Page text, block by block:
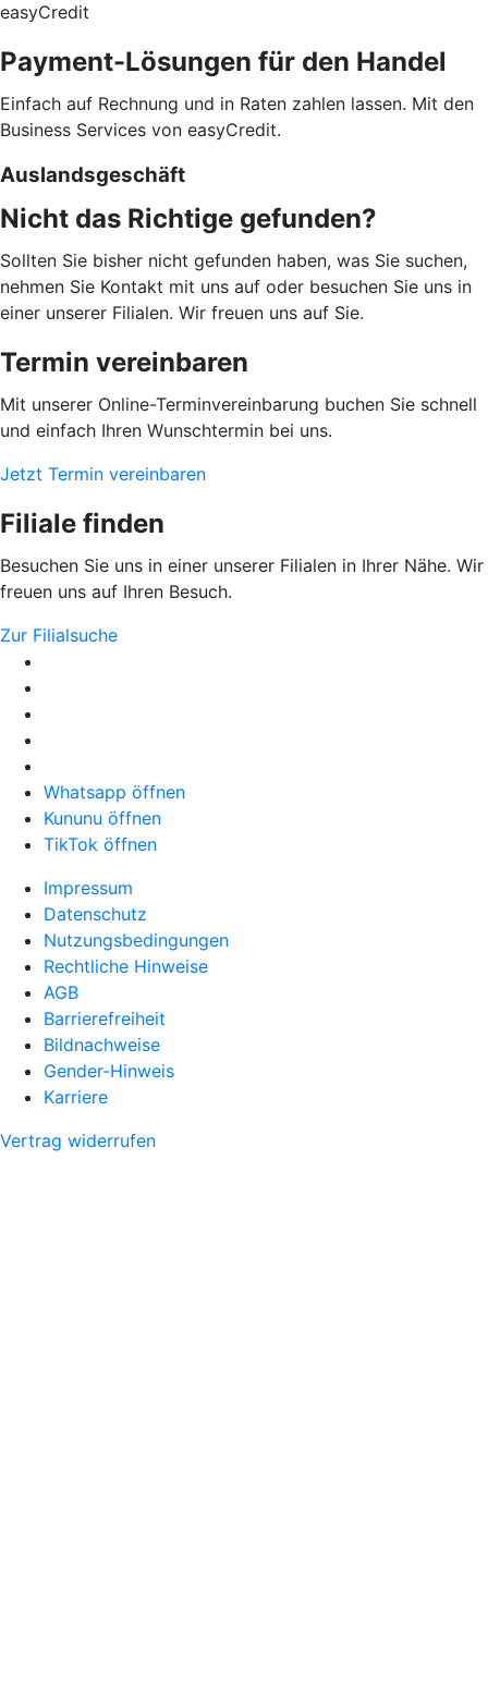
easyCredit
Payment-Lösungen für den Handel
Einfach auf Rechnung und in Raten zahlen lassen. Mit den
Business Services von easyCredit.
Auslandsgeschäft
Nicht das Richtige gefunden?
Sollten Sie bisher nicht gefunden haben, was Sie suchen,
nehmen Sie Kontakt mit uns auf oder besuchen Sie uns in
einer unserer Filialen. Wir freuen uns auf Sie.
Termin vereinbaren
Mit unserer Online-Terminvereinbarung buchen Sie schnell
und einfach Ihren Wunschtermin bei uns.
Jetzt Termin vereinbaren
Filiale finden
Besuchen Sie uns in einer unserer Filialen in Ihrer Nähe. Wir
freuen uns auf Ihren Besuch.
Zur Filialsuche
Whatsapp öffnen
Kununu öffnen
TikTok öffnen
Impressum
Datenschutz
Nutzungsbedingungen
Rechtliche Hinweise
AGB
Barrierefreiheit
Bildnachweise
Gender-Hinweis
Karriere
Vertrag widerrufen